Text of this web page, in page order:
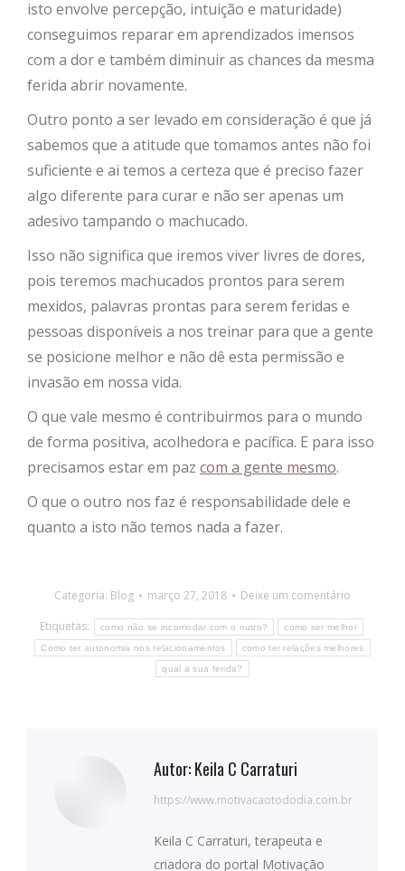
isto envolve percepção, intuição e maturidade)
conseguimos reparar em aprendizados imensos
com a dor e também diminuir as chances da mesma
ferida abrir novamente.
Outro ponto a ser levado em consideração é que já
sabemos que a atitude que tomamos antes não foi
suficiente e ai temos a certeza que é preciso fazer
algo diferente para curar e não ser apenas um
adesivo tampando o machucado.
Isso não significa que iremos viver livres de dores,
pois teremos machucados prontos para serem
mexidos, palavras prontas para serem feridas e
pessoas disponíveis a nos treinar para que a gente
se posicione melhor e não dê esta permissão e
invasão em nossa vida.
O que vale mesmo é contribuirmos para o mundo
de forma positiva, acolhedora e pacífica. E para isso
precisamos estar em paz com a gente mesmo.
O que o outro nos faz é responsabilidade dele e
quanto a isto não temos nada a fazer.
Categoria: Blog março 27, 2018
Deixe um comentário
Etiquetas:
como não se incomodar com o outro? como ser melhor
Como ter autonomia nos relacionamentos como ter relações melhores
qual a sua ferida?
Autor:Keila C Carraturi
https://www.motivacaotododia.com.br
Keila C Carraturi, terapeuta e
criadora do portal Motivação